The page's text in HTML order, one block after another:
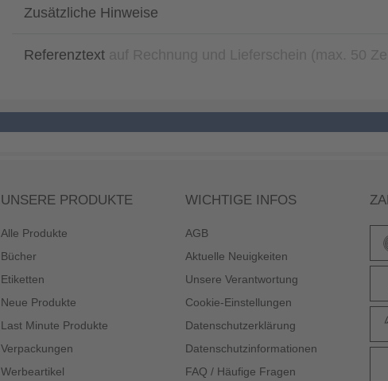
Zusätzliche Hinweise
Referenztext
UNSERE PRODUKTE
Alle Produkte
Bücher
Etiketten
Neue Produkte
Last Minute Produkte
Verpackungen
Werbeartikel
WICHTIGE INFOS
AGB
Aktuelle Neuigkeiten
Unsere Verantwortung
Cookie-Einstellungen
Datenschutzerklärung
Datenschutzinformationen
FAQ / Häufige Fragen